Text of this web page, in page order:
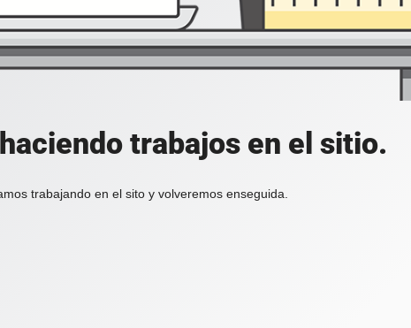
trabajos en el sitio.
trabajando en el sito y volveremos enseguida.